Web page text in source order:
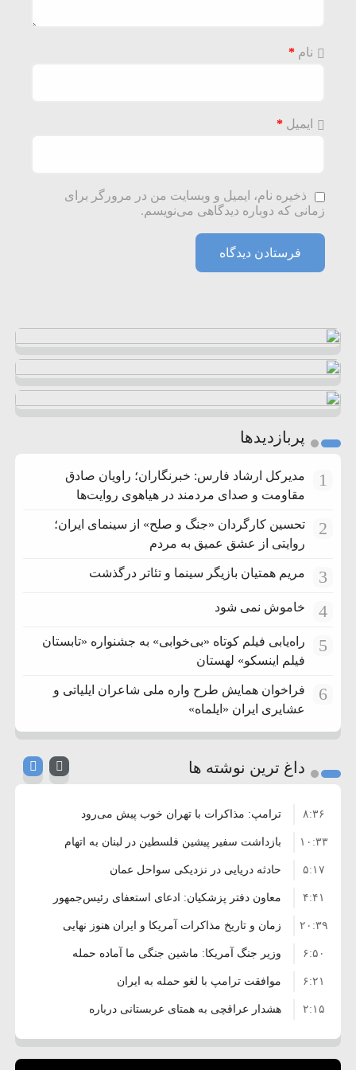
نام *
ایمیل *
ذخیره نام، ایمیل و وبسایت من در مرورگر برای
زمانی که دوباره دیدگاهی می‌نویسم.
پربازدیدها
1
مدیرکل ارشاد فارس: خبرنگاران؛ راویان صادق
مقاومت و صدای مردمند در هیاهوی روایت‌ها
2
تحسین کارگردان «جنگ و صلح» از سینمای ایران؛
روایتی از عشق عمیق به مردم
3 مریم همتیان بازیگر سینما و تئاتر درگذشت
4 خاموش نمی شود
5
راه‌یابی فیلم کوتاه «بی‌خوابی» به جشنواره «تابستان
فیلم اینسکو» لهستان
6
فراخوان همایش طرح واره ملی شاعران ایلیاتی و
عشایری ایران «ایلماه»
داغ ترین نوشته ها
ترامپ: مذاکرات با تهران خوب پیش می‌رود ۸:۳۶
بازداشت سفیر پیشین فلسطین در لبنان به اتهام
فساد و اختلاس اموال
۱۰:۳۳
حادثه دریایی در نزدیکی سواحل عمان ۵:۱۷
معاون دفتر پزشکیان: ادعای استعفای رئیس‌جمهور
واهی و کذب محض است
۴:۴۱
زمان و تاریخ مذاکرات آمریکا و ایران هنوز نهایی
نشده است
۲۰:۳۹
وزیر جنگ آمریکا: ماشین جنگی ما آماده حمله
نظامی علیه ایران است
۶:۵۰
موافقت ترامپ با لغو حمله به ایران ۶:۲۱
هشدار عراقچی به همتای عربستانی درباره
همراهی با آمریکا
۲:۱۵
مقام ارشد امنیتی: برنامه گسترده‌ای برای پاسخ به ۷:۱۰